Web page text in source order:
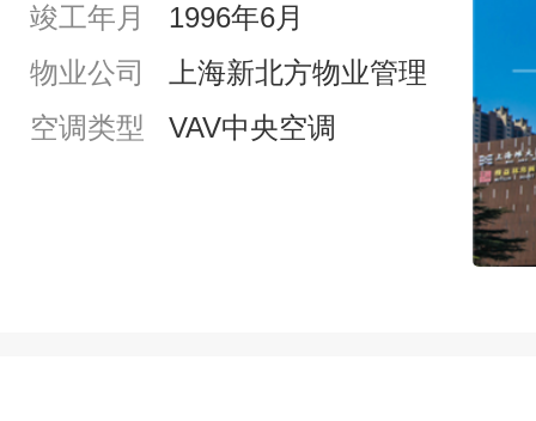
竣工年月
1996年6月
物业公司
上海新北方物业管理
空调类型
VAV中央空调